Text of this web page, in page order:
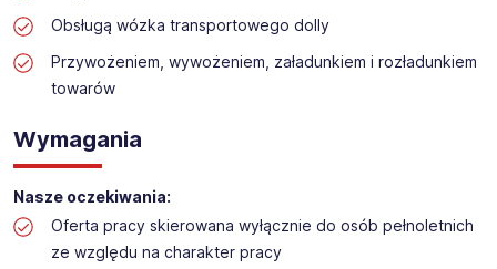
stanowisko:
WYKŁADANIE TOWARU w sklepie kosmetycznym
Lokalizacja: Józefosław
Obsługą wózka transportowego dolly
Przywożeniem, wywożeniem, załadunkiem i rozładunkiem
towarów
Wymagania
Nasze oczekiwania:
Oferta pracy skierowana wyłącznie do osób pełnoletnich
ze względu na charakter pracy